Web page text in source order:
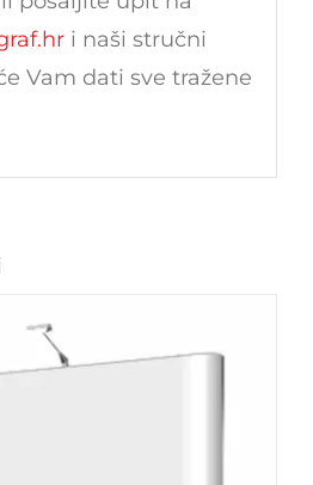
i naši stručni
Vam dati sve tražene